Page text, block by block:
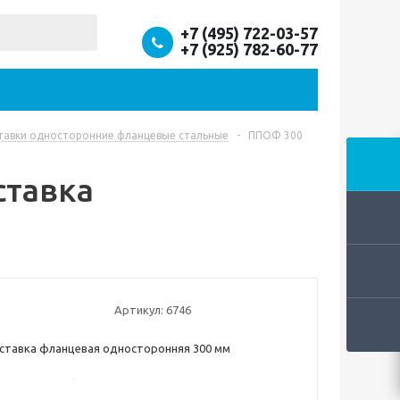
+7 (495) 722-03-57
+7 (925) 782-60-77
односторонние фланцевые стальные -
ППОФ 300
Артикул: 6746
фланцевая односторонняя 300 мм
подставка фланцевая для установки на